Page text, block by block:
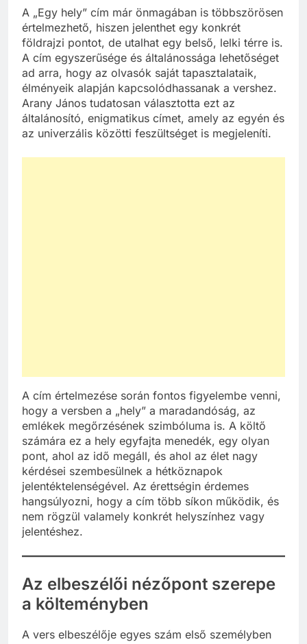
A „Egy hely” cím már önmagában is többszörösen
értelmezhető, hiszen jelenthet egy konkrét
földrajzi pontot, de utalhat egy belső, lelki térre is.
A cím egyszerűsége és általánossága lehetőséget
ad arra, hogy az olvasók saját tapasztalataik,
élményeik alapján kapcsolódhassanak a vershez.
Arany János tudatosan választotta ezt az
általánosító, enigmatikus címet, amely az egyén és
az univerzális közötti feszültséget is megjeleníti.
A cím értelmezése során fontos figyelembe venni,
hogy a versben a „hely” a maradandóság, az
emlékek megőrzésének szimbóluma is. A költő
számára ez a hely egyfajta menedék, egy olyan
pont, ahol az idő megáll, és ahol az élet nagy
kérdései szembesülnek a hétköznapok
jelentéktelenségével. Az érettségin érdemes
hangsúlyozni, hogy a cím több síkon működik, és
nem rögzül valamely konkrét helyszínhez vagy
jelentéshez.
Az elbeszélői nézőpont szerepe
a költeményben
A vers elbeszélője egyes szám első személyben